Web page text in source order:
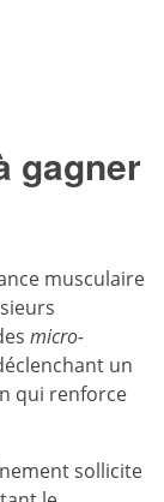
gagner
musculaire
micro-
un
qui renforce
sollicite